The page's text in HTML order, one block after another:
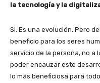
la tecnología y la
Si. Es una evolución. Pero
beneficio para los seres
servicio de la persona, no a
poder encauzar este
lo más beneficiosa para